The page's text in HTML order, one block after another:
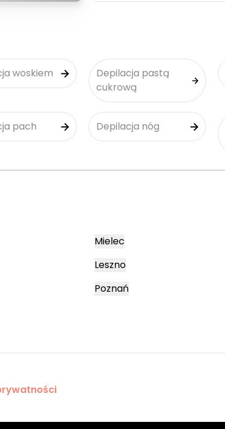
woskiem
Depilacja pastą
cukrową
pach Depilacja nóg
Mielec
Leszno
Poznań